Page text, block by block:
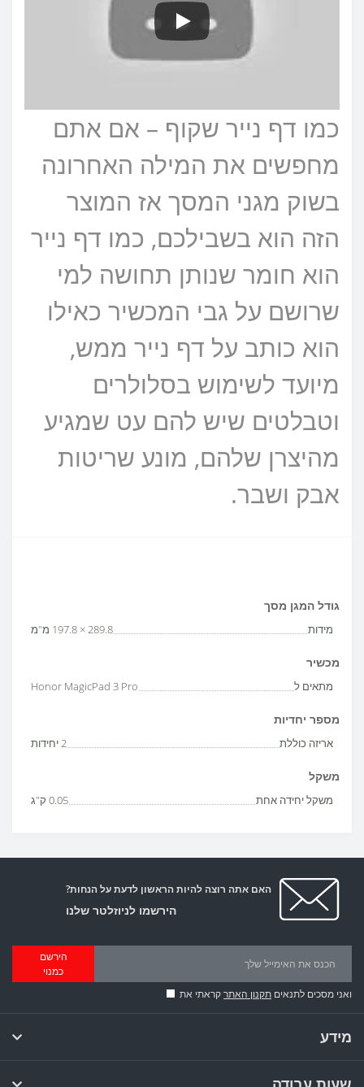
כמו דף נייר שקוף – אם אתם
מחפשים את המילה האחרונה
בשוק מגני המסך אז המוצר
הזה הוא בשבילכם, כמו דף נייר
הוא חומר שנותן תחושה למי
שרושם על גבי המכשיר כאילו
הוא כותב על דף נייר ממש,
מיועד לשימוש בסלולרים
וטבלטים שיש להם עט שמגיע
מהיצרן שלהם, מונע שריטות
אבק ושבר.
גודל המגן מסך
מידות 289.8 × 197.8 מ"מ
מכשיר
מתאים ל Honor MagicPad 3 Pro
מספר יחדיות
אריזה כוללת 2 יחידות
משקל
משקל יחידה אחת 0.05 ק"ג
האם אתה רוצה להיות הראשון לדעת על הנחות?
הירשמו לניוזלטר שלנו
הירשם
כמנוי
ואני מסכים לתנאים תקנון האתרקראתי את
מידע